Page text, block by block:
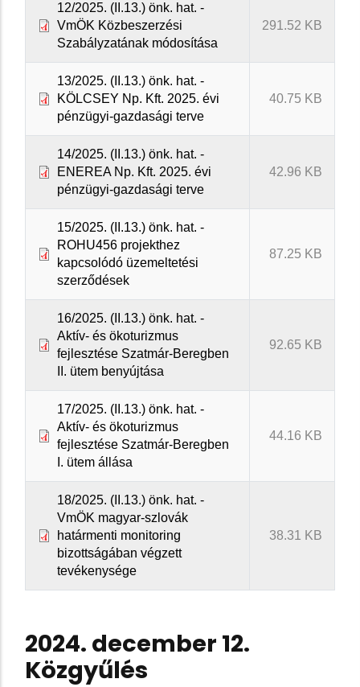
12/2025. (II.13.) önk. hat. -
VmÖK Közbeszerzési
Szabályzatának módosítása
291.52 KB
13/2025. (II.13.) önk. hat. -
KÖLCSEY Np. Kft. 2025. évi
pénzügyi-gazdasági terve
40.75 KB
14/2025. (II.13.) önk. hat. -
ENEREA Np. Kft. 2025. évi
pénzügyi-gazdasági terve
42.96 KB
15/2025. (II.13.) önk. hat. -
ROHU456 projekthez
kapcsolódó üzemeltetési
szerződések
87.25 KB
16/2025. (II.13.) önk. hat. -
Aktív- és ökoturizmus
fejlesztése Szatmár-Beregben
II. ütem benyújtása
92.65 KB
17/2025. (II.13.) önk. hat. -
Aktív- és ökoturizmus
fejlesztése Szatmár-Beregben
I. ütem állása
44.16 KB
18/2025. (II.13.) önk. hat. -
VmÖK magyar-szlovák
határmenti monitoring
bizottságában végzett
tevékenysége
38.31 KB
2024. december 12.
Közgyűlés